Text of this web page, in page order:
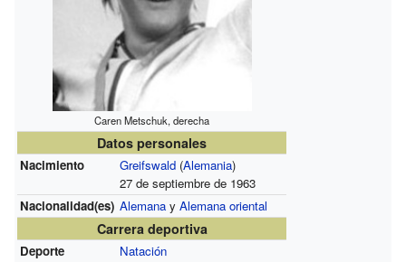
Caren Metschuk, derecha
Datos personales
Nacimiento Greifswald(Alemania)
27 de septiembre de 1963
Nacionalidad(es) Alemanay Alemana oriental
Carrera deportiva
Deporte Natación